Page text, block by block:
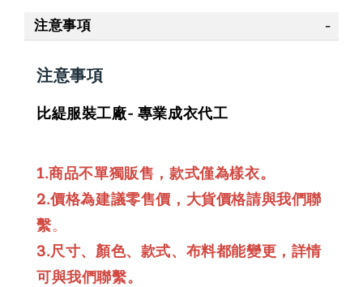
注意事項
注意事項
比緹服裝工廠- 專業成衣代工
1.商品不單獨販售，款式僅為樣衣。
2.價格為建議零售價，大貨價格請與我們聯
繫。
3.尺寸、顏色、款式、布料都能變更，詳情
可與我們聯繫。